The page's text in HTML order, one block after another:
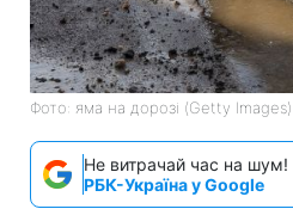
Фото: яма на дорозі (Getty Images)
Не витрачай час на шум!
РБК-Україна у Google